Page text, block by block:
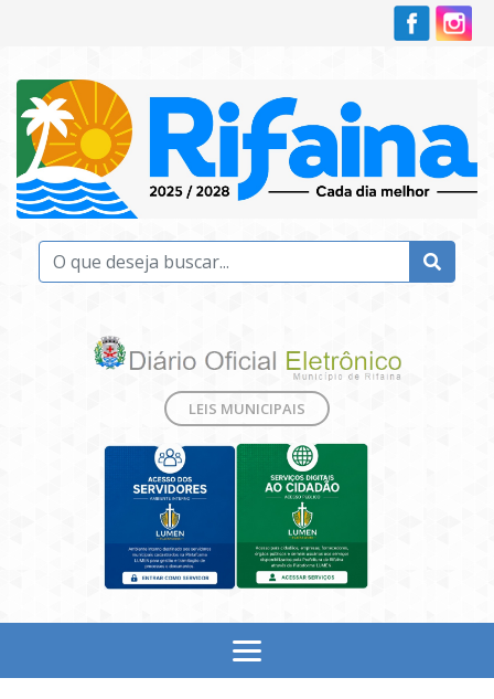
LEIS MUNICIPAIS